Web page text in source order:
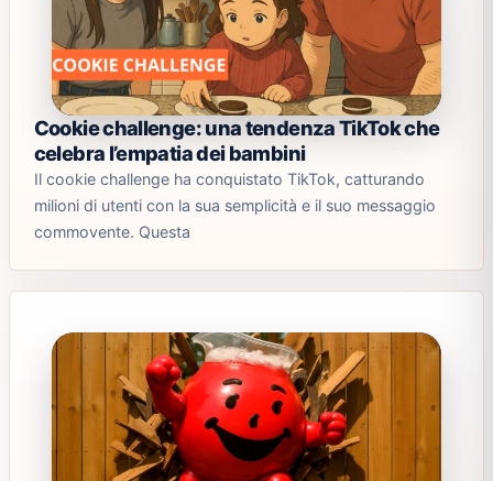
Cookie challenge: una tendenza TikTok che
celebra l’empatia dei bambini
Il cookie challenge ha conquistato TikTok, catturando
milioni di utenti con la sua semplicità e il suo messaggio
commovente. Questa